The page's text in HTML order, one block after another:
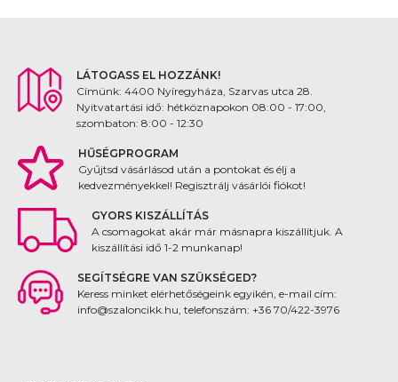
LÁTOGASS EL HOZZÁNK!
Címünk: 4400 Nyíregyháza, Szarvas utca 28.
Nyitvatartási idő: hétköznapokon 08:00 - 17:00,
szombaton: 8:00 - 12:30
HŰSÉGPROGRAM
Gyűjtsd vásárlásod után a pontokat és élj a
kedvezményekkel! Regisztrálj vásárlói fiókot!
GYORS KISZÁLLÍTÁS
A csomagokat akár már másnapra kiszállítjuk. A
kiszállítási idő 1-2 munkanap!
SEGÍTSÉGRE VAN SZÜKSÉGED?
Keress minket elérhetőségeink egyikén, e-mail cím:
info@szaloncikk.hu, telefonszám: +36 70/422-3976